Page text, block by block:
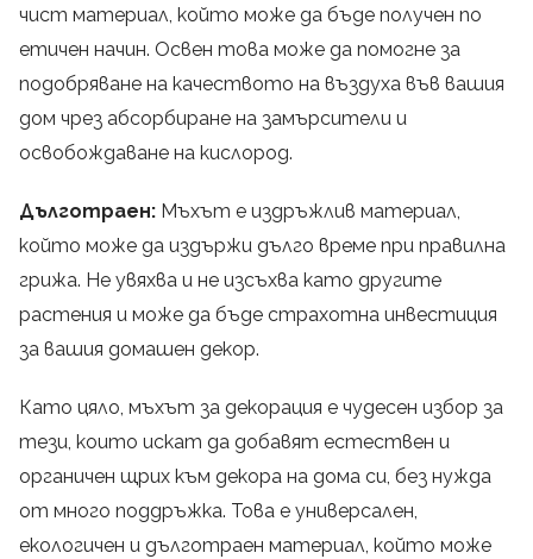
чист материал, който може да бъде получен по
етичен начин. Освен това може да помогне за
подобряване на качеството на въздуха във вашия
дом чрез абсорбиране на замърсители и
освобождаване на кислород.
Дълготраен: Мъхът е издръжлив материал,
който може да издържи дълго време при правилна
грижа. Не увяхва и не изсъхва като другите
растения и може да бъде страхотна инвестиция
за вашия домашен декор.
Като цяло, мъхът за декорация е чудесен избор за
тези, които искат да добавят естествен и
органичен щрих към декора на дома си, без нужда
от много поддръжка. Това е универсален,
екологичен и дълготраен материал, който може